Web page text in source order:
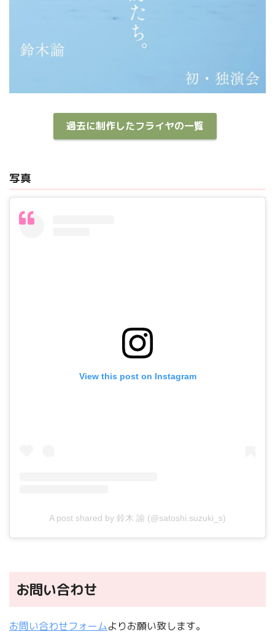
過去に制作したフライヤの一覧
写真
View this post on Instagram
A post shared by 鈴木 諭 (@satoshi.suzuki_s)
お問い合わせ
お問い合わせフォームよりお願い致します。